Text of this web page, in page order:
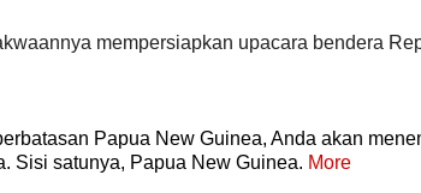
mempersiapkan upacara bendera
Papua New Guinea, Anda akan
Sisi satunya, Papua New Guinea. More